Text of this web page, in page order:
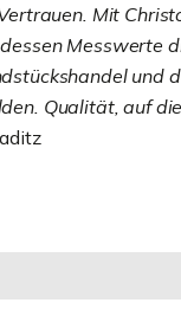
Mit
Messwerte
und
Qualität, auf